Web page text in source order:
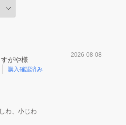
すがや様
購入確認済み
2026-08-08
しわ、小じわ